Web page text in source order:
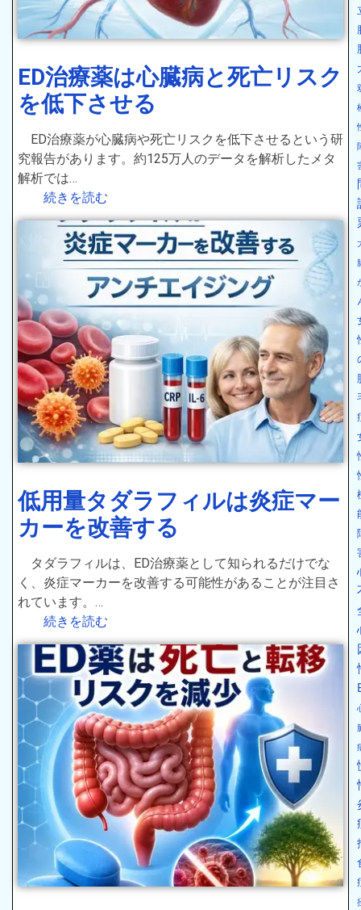
ED治療薬は心臓病と死亡リスク
を低下させる
ED治療薬が心臓病や死亡リスクを低下させるという研
究報告があります。約125万人のデータを解析したメタ
解析では…
続きを読む
低用量タダラフィルは炎症マー
カーを改善する
タダラフィルは、ED治療薬として知られるだけでな
く、炎症マーカーを改善する可能性があることが注目さ
れています。…
続きを読む